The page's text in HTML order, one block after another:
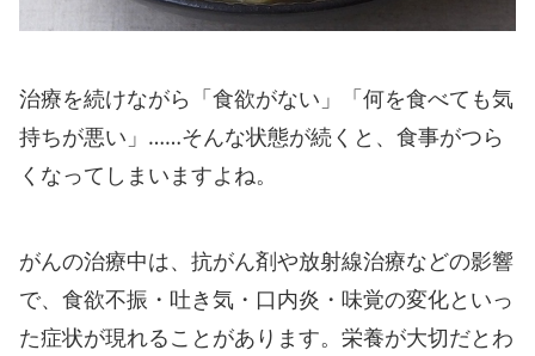
治療を続けながら「食欲がない」「何を食べても気
持ちが悪い」……そんな状態が続くと、食事がつら
くなってしまいますよね。
がんの治療中は、抗がん剤や放射線治療などの影響
で、食欲不振・吐き気・口内炎・味覚の変化といっ
た症状が現れることがあります。栄養が大切だとわ